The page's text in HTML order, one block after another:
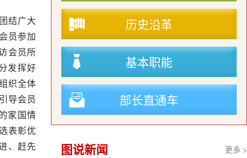
结广大
员参加
会员所
发挥好
织全体
导会员
家国情
表彰优
、赶先
历史沿革
基本职能
部长直通车
图说新闻 更多 >